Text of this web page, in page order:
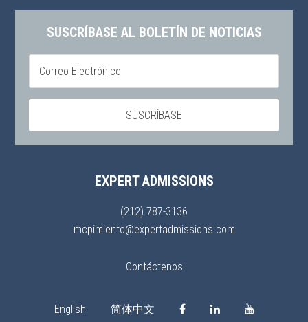
SUSCRÍBASE AL BOLETÍN DE NOTICIAS
EXPERT ADMISSIONS
(212) 787-3136
mcpimiento@expertadmissions.com
Contáctenos
English 简体中文